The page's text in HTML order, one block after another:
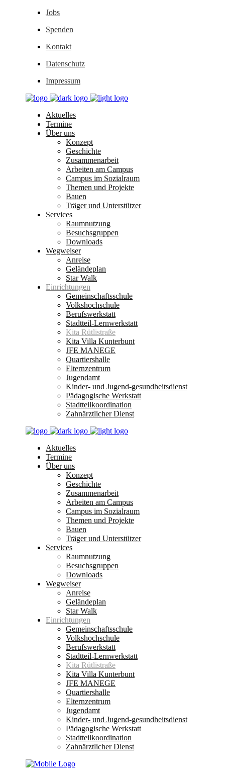
Jobs
Spenden
Kontakt
Datenschutz
Impressum
Aktuelles
Termine
Über uns
Konzept
Geschichte
Zusammenarbeit
Arbeiten am Campus
Campus im Sozialraum
Themen und Projekte
Bauen
Träger und Unterstützer
Services
Raumnutzung
Besuchsgruppen
Downloads
Wegweiser
Anreise
Geländeplan
Star Walk
Einrichtungen
Gemeinschaftsschule
Volkshochschule
Berufswerkstatt
Stadtteil-Lernwerkstatt
Kita Rütlistraße
Kita Villa Kunterbunt
JFE MANEGE
Quartiershalle
Elternzentrum
Jugendamt
Kinder- und Jugend-gesundheitsdienst
Pädagogische Werkstatt
Stadtteilkoordination
Zahnärztlicher Dienst
Aktuelles
Termine
Über uns
Konzept
Geschichte
Zusammenarbeit
Arbeiten am Campus
Campus im Sozialraum
Themen und Projekte
Bauen
Träger und Unterstützer
Services
Raumnutzung
Besuchsgruppen
Downloads
Wegweiser
Anreise
Geländeplan
Star Walk
Einrichtungen
Gemeinschaftsschule
Volkshochschule
Berufswerkstatt
Stadtteil-Lernwerkstatt
Kita Rütlistraße
Kita Villa Kunterbunt
JFE MANEGE
Quartiershalle
Elternzentrum
Jugendamt
Kinder- und Jugend-gesundheitsdienst
Pädagogische Werkstatt
Stadtteilkoordination
Zahnärztlicher Dienst